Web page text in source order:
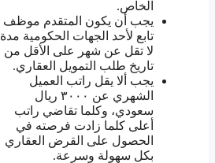
الخاص.
يجب أن يكون المتقدم موظف
تابع لأحد الجهات الحكومية مدة
لا تقل عن شهر على الأقل من
تاريخ طلب التمويل العقاري.
يجب ألا يقل راتب العميل
الشهري عن ٣٠٠٠ ريال
سعودي، وكلما تقاضي راتب
أعلى كلما زادت فرصته في
الحصول على القرض العقاري
بكل سهولة وسرعة.